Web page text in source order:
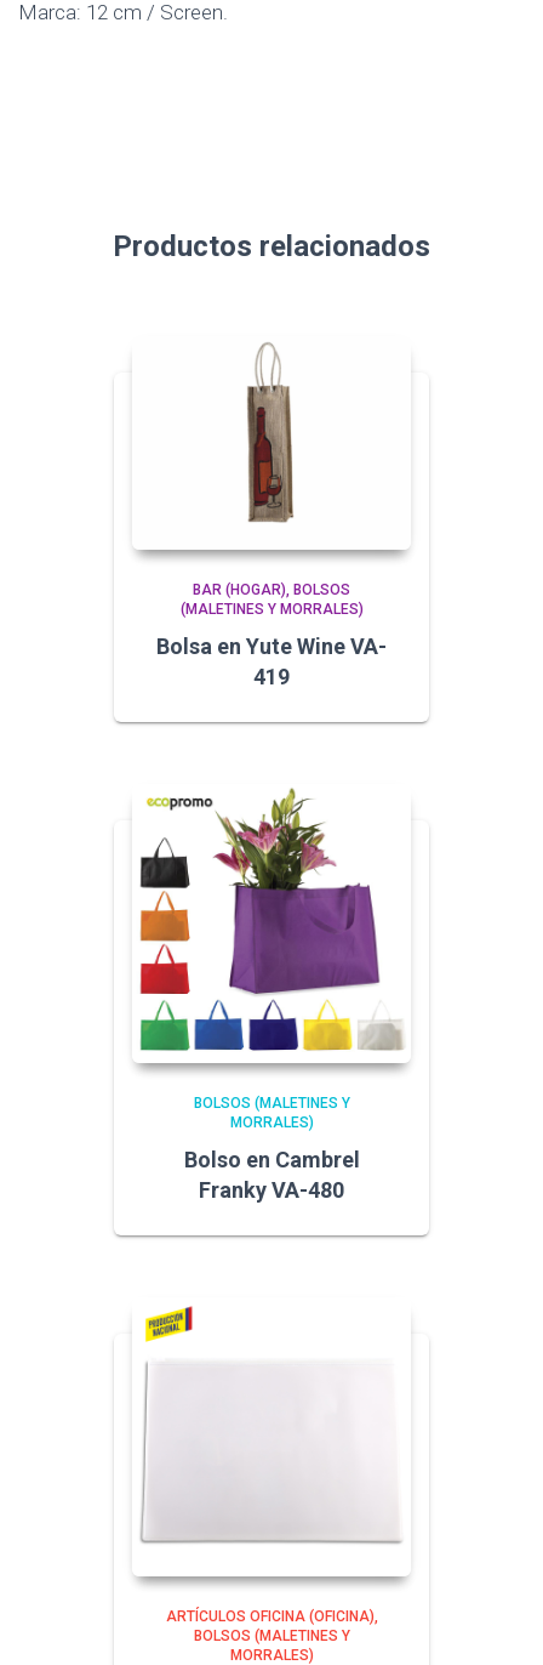
Marca: 12 cm / Screen.
Productos relacionados
BAR (HOGAR) BOLSOS
(MALETINES Y MORRALES)
Bolsa en Yute Wine VA-
419
BOLSOS (MALETINES Y
MORRALES)
Bolso en Cambrel
Franky VA-480
ARTÍCULOS OFICINA (OFICINA)
BOLSOS (MALETINES Y
MORRALES)